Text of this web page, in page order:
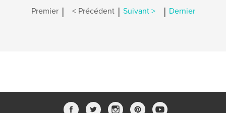
Premier | < Précédent | Suivant > | Dernier